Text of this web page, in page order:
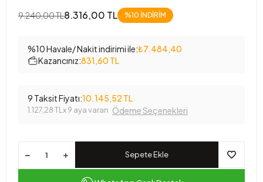
9.240,00 TL8.316,00 TL %10 İNDİRİM
%10 Havale/ Nakit indirimi ile:₺7.484,40
Kazancınız:831,60 TL
9 Taksit Fiyatı:10.145,52 TL
1.127,28 TL x 9 aya varan Ödeme Seçenekleri
Sepete Ekle